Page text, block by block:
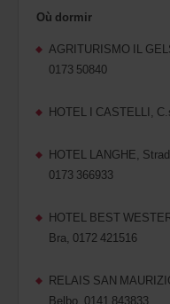
Où dormir
AGRITURISMO IL
0173 50840
HOTEL I CASTELLI,
HOTEL LANGHE,
0173 366933
HOTEL BEST
Bra, 0172 421516
RELAIS SAN
Belbo, 0141 843833